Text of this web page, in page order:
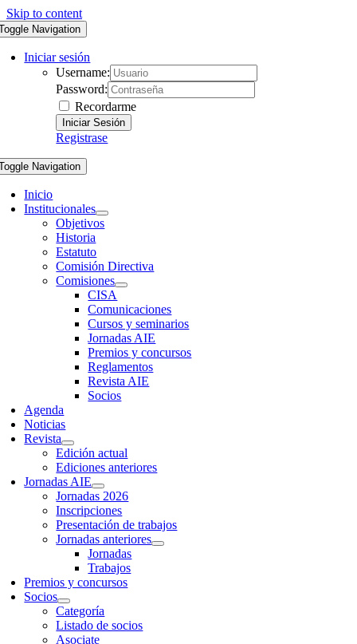
Skip to content
Navigation
Iniciar sesión
Username:
Password:
Recordarme
Registrase
Navigation
Inicio
Institucionales
Objetivos
Historia
Estatuto
Comisión Directiva
Comisiones
CISA
Comunicaciones
Cursos y seminarios
Jornadas AIE
Premios y concursos
Reglamentos
Revista AIE
Socios
Agenda
Noticias
Revista
Edición actual
Ediciones anteriores
Jornadas AIE
Jornadas 2026
Inscripciones
Presentación de trabajos
Jornadas anteriores
Jornadas
Trabajos
Premios y concursos
Socios
Categoría
Listado de socios
Asociate